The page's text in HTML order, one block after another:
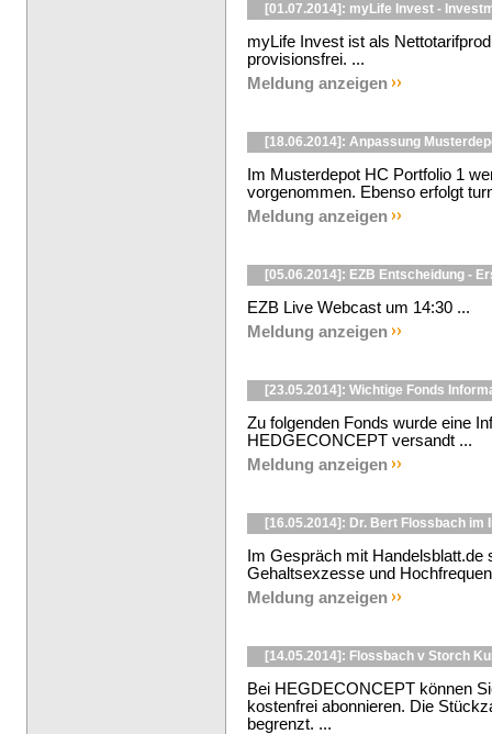
[01.07.2014]: myLife Invest -
myLife Invest ist als
provisionsfrei. ...
Meldung anzeigen
[18.06.2014]: Anpassung
Im Musterdepot HC Portfolio 1
vorgenommen. Ebenso erfolgt
Meldung anzeigen
[05.06.2014]: EZB Entscheidung -
EZB Live Webcast um 14:30 ...
Meldung anzeigen
[23.05.2014]: Wichtige Fonds
Zu folgenden Fonds wurde eine
HEDGECONCEPT versandt ...
Meldung anzeigen
[16.05.2014]: Dr. Bert Flossbach im
Im Gespräch mit
Gehaltsexzesse und
Meldung anzeigen
[14.05.2014]: Flossbach v Storch
Bei HEGDECONCEPT können
kostenfrei abonnieren. Die
begrenzt. ...